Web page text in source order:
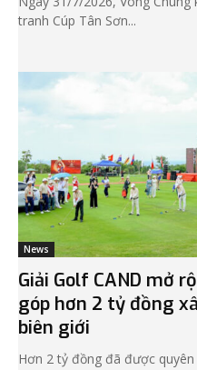
tranh Cúp Tân Sơn...
News
Giải Golf CAND mở
góp hơn 2 tỷ đồng
biên giới
Hơn 2 tỷ đồng đã được